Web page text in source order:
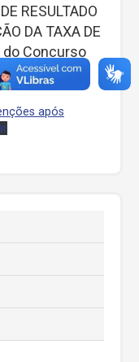
RESULTADO
DA TAXA DE
do Concurso
após